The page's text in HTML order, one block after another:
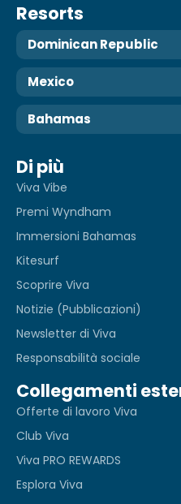
Resorts
Dominican Republic
Mexico
Bahamas
Di più
Viva Vibe
Premi Wyndham
Immersioni Bahamas
Kitesurf
Scoprire Viva
Notizie (Pubblicazioni)
Newsletter di Viva
Responsabilità sociale
Collegamenti
Offerte di lavoro Viva
Club Viva
Viva PRO REWARDS
Esplora Viva